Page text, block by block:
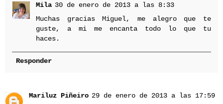
Mila 30 de enero de 2013 a las 8:33
Muchas gracias Miguel, me alegro que te
guste, a mi me encanta todo lo que tu
haces.
Responder
Mariluz Piñeiro 29 de enero de 2013 a las 17:59